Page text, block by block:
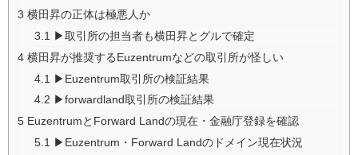
3 横田昇の正体は極悪人か
3.1 ▶取引所の担当者も横田昇とグルで確定
4 横田昇が推奨するEuzentrumなどの取引所が怪しい
4.1 ▶Euzentrum取引所の検証結果
4.2 ▶forwardland取引所の検証結果
5 EuzentrumとForward Landの現在・金融庁登録を確認
5.1 ▶Euzentrum・Forward Landのドメイン現在状況